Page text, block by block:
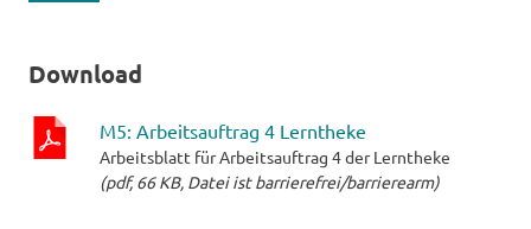
Download
M5: Arbeitsauftrag 4 Lerntheke
Arbeitsblatt für Arbeitsauftrag 4 der Lerntheke
(pdf, 66 KB, Datei ist barrierefrei/barrierearm)